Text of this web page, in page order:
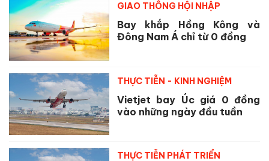
GIAO THÔNG HỘI NHẬP
Bay khắp Hồng Kông và
Đông Nam Á chỉ từ 0 đồng
THỰC TIỄN - KINH NGHIỆM
Vietjet bay Úc giá 0 đồng
vào những ngày đầu tuần
THỰC TIỄN PHÁT TRIỂN